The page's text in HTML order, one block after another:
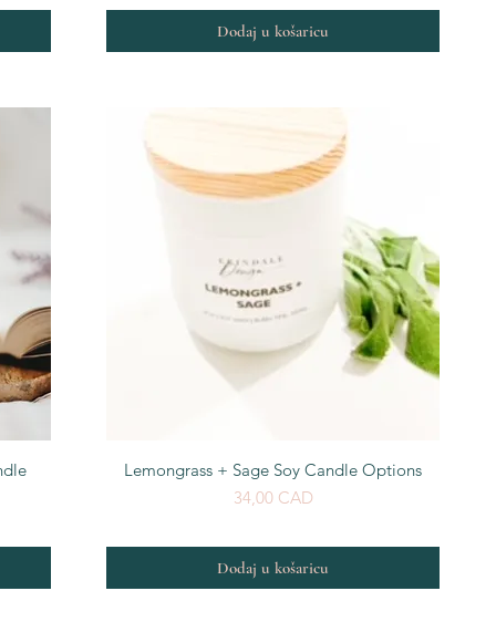
Dodaj u košaricu
Brzi pregled
Lemongrass + Sage Soy Candle Options
Cijena
34,00 CAD
Dodaj u košaricu